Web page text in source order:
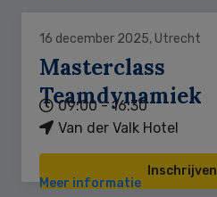
16 december 2025, Utrecht
Masterclass
Teamdynamiek
09:00 - 16:30
Van der Valk Hotel
Inschrijven
Meer informatie